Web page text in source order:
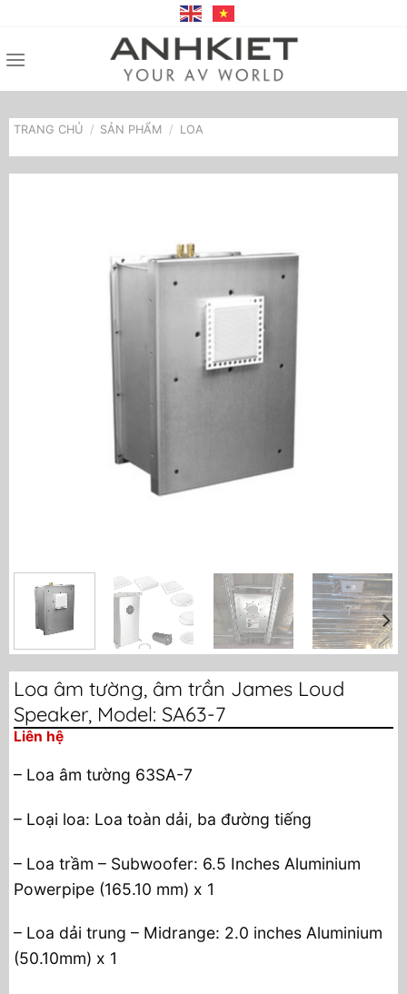
nội
TRANG CHỦ / SẢN PHẨM / LOA
Loa âm tường, âm trần James Loud
Speaker, Model: SA63-7
Liên hệ
– Loa âm tường 63SA-7
– Loại loa: Loa toàn dải, ba đường tiếng
– Loa trầm – Subwoofer: 6.5 Inches Aluminium
Powerpipe (165.10 mm) x 1
– Loa dải trung – Midrange: 2.0 inches Aluminium
(50.10mm) x 1